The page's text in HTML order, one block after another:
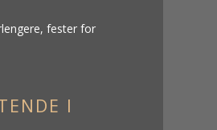
fester for
I